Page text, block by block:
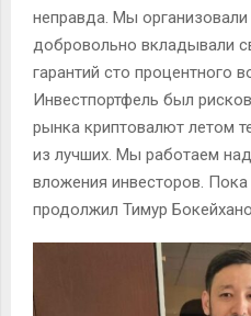
неправда. Мы
добровольно вкладывали
гарантий сто процентного
Инвестпортфель был
рынка криптовалют летом
из лучших. Мы работаем
вложения инвесторов.
продолжил Тимур